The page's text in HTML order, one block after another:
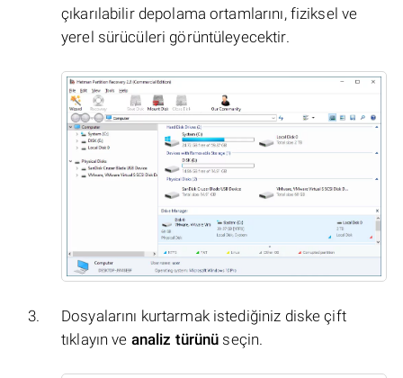
çıkarılabilir depolama ortamlarını, fiziksel ve
yerel sürücüleri görüntüleyecektir.
Dosyalarını kurtarmak istediğiniz diske çift
tıklayın ve analiz türünü seçin.